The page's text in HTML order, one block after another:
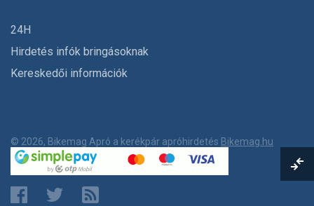
24H
Hirdetés infók bringásoknak
Kereskedői információk
© 2026, Bikemag Apró a kerékpár apróhirdetés Bikemag.hu